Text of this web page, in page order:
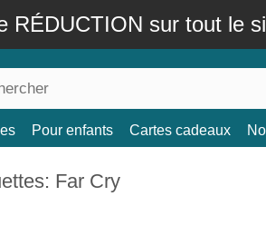
RÉDUCTION sur tout le
Pour enfants Cartes cadeaux
Far Cry